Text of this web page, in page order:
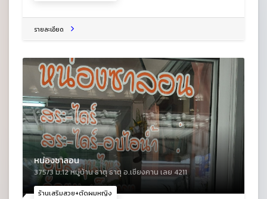
รายละเอียด
ร้านเสริมสวย+ตัดผมหญิง
หน่องซาลอน
375/3 ม.12 หมู่บ้าน ธาตุ ธาตุ อ.เชียงคาน เลย 4211